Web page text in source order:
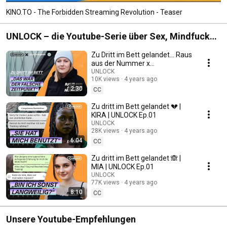
KINO.TO - The Forbidden Streaming Revolution - Teaser
UNLOCK – die Youtube-Serie über Sex, Mindfucks
und alles dazwischen.
2:30
Zu Dritt im Bett gelandet... Raus
aus der Nummer x
Psychologeek
UNLOCK
10K views
4 years ago
CC
6:04
Zu dritt im Bett gelandet 💔 |
KIRA | UNLOCK Ep.01
UNLOCK
28K views
4 years ago
CC
8:10
Zu dritt im Bett gelandet 🙈 |
MIA | UNLOCK Ep.01
UNLOCK
77K views
4 years ago
CC
Unsere Youtube-Empfehlungen